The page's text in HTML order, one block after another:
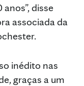
disse
associada da
inédito nas
graças a um